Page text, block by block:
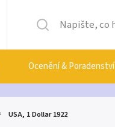
Ocenění & Poradenství
USA, 1 Dollar 1922